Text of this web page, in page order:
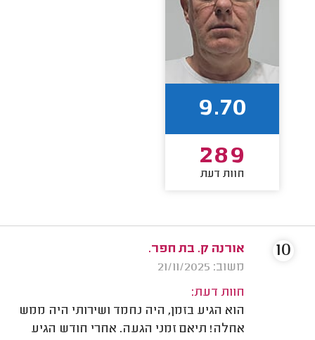
9.70
289
חוות דעת
אורנה ק. בת חפר.
משוב: 21/11/2025
חוות דעת:
הוא הגיע בזמן, היה נחמד ושירותי היה ממש
אחלה! תיאם זמני הגעה. אחרי חודש הגיע
10